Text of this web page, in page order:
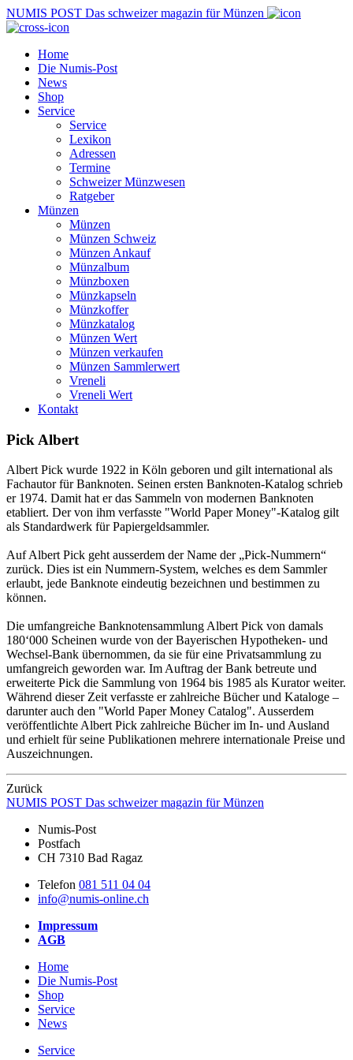
NUMIS POST Das schweizer magazin für Münzen
Home
Die Numis-Post
News
Shop
Service
Service
Lexikon
Adressen
Termine
Schweizer Münzwesen
Ratgeber
Münzen
Münzen
Münzen Schweiz
Münzen Ankauf
Münzalbum
Münzboxen
Münzkapseln
Münzkoffer
Münzkatalog
Münzen Wert
Münzen verkaufen
Münzen Sammlerwert
Vreneli
Vreneli Wert
Kontakt
Pick Albert
Albert Pick wurde 1922 in Köln geboren und gilt international als
Fachautor für Banknoten. Seinen ersten Banknoten-Katalog schrieb
er 1974. Damit hat er das Sammeln von modernen Banknoten
etabliert. Der von ihm verfasste "World Paper Money"-Katalog gilt
als Standardwerk für Papiergeldsammler.
Auf Albert Pick geht ausserdem der Name der „Pick-Nummern“
zurück. Dies ist ein Nummern-System, welches es dem Sammler
erlaubt, jede Banknote eindeutig bezeichnen und bestimmen zu
können.
Die umfangreiche Banknotensammlung Albert Pick von damals
180‘000 Scheinen wurde von der Bayerischen Hypotheken- und
Wechsel-Bank übernommen, da sie für eine Privatsammlung zu
umfangreich geworden war. Im Auftrag der Bank betreute und
erweiterte Pick die Sammlung von 1964 bis 1985 als Kurator weiter.
Während dieser Zeit verfasste er zahlreiche Bücher und Kataloge –
darunter auch den "World Paper Money Catalog". Ausserdem
veröffentlichte Albert Pick zahlreiche Bücher im In- und Ausland
und erhielt für seine Publikationen mehrere internationale Preise und
Auszeichnungen.
Zurück
NUMIS POST Das schweizer magazin für Münzen
Numis-Post
Postfach
CH 7310 Bad Ragaz
Telefon 081 511 04 04
info@numis-online.ch
Impressum
AGB
Home
Die Numis-Post
Shop
Service
News
Service